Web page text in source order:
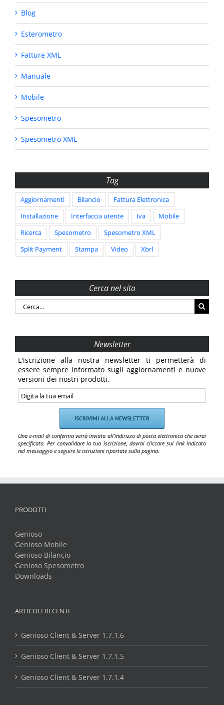
Blog
Esterometro
Fatture XML
Manuale
Mobile
Spesometro
Spesometro XML
Tag
Aggiornamenti Bilancio
Fattura Elettronica
Installazione
Interfaccia utente Iva
Mobile
Ricerca
Spesometro
Spesometro XML
Split Payment
Stampa Video Xbrl
Cerca nel sito
Cerca
per:
Newsletter
L'iscrizione alla nostra newsletter ti permetterà di
essere sempre informato sugli aggiornamenti e nuove
versioni dei nostri prodotti.
Una e-mail di conferma verrà inviata all'indirizzo di posta elettronica che avrai
specificato. Per convalidare la tua iscrizione, dovrai cliccare sul link indicato
nel messaggio e seguire le istruzioni riportate sulla pagina.
PRODOTTI
Genioso
Genioso Mobile
Genioso Bilancio
Genioso Spesometro
Downloads
ARTICOLI RECENTI
Genioso Client & Server 1.7.1.6
Genioso Client & Server 1.7.1.5
Genioso Client & Server 1.7.1.4